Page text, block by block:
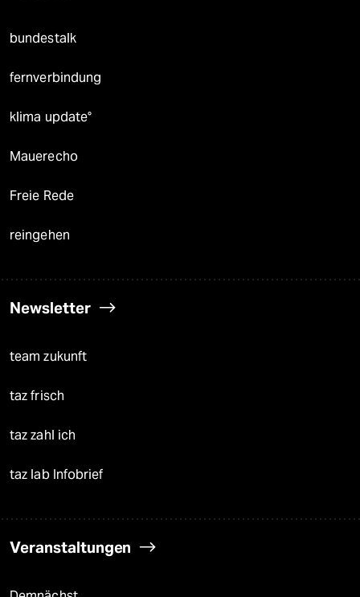
bundestalk
fernverbindung
klima update°
Mauerecho
Freie Rede
reingehen
Newsletter
team zukunft
taz frisch
taz zahl ich
taz lab Infobrief
Veranstaltungen